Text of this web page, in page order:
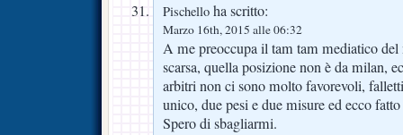
Pischello ha scritto:
Marzo 16th, 2015 alle 06:32
A me preoccupa il tam tam mediatico
scarsa, quella posizione non è da milan,
arbitri non ci sono molto favorevoli,
unico, due pesi e due misure ed ecco
Spero di sbagliarmi.